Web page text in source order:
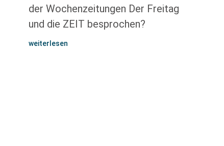
der Wochenzeitungen Der Freitag
und die ZEIT besprochen?
weiterlesen